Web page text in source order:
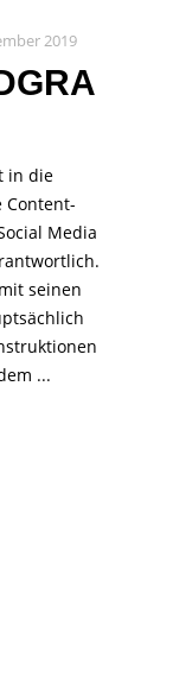
2019
in die
Content-
Media
seinen